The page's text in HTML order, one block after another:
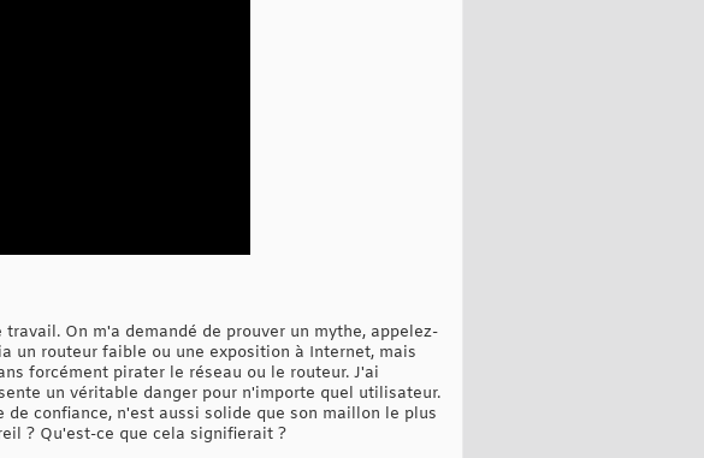
On m'a demandé de prouver un mythe, appelez-
un routeur faible ou une exposition à Internet, mais
forcément pirater le réseau ou le routeur. J'ai
un véritable danger pour n'importe quel utilisateur.
confiance, n'est aussi solide que son maillon le plus
? Qu'est-ce que cela signifierait ?